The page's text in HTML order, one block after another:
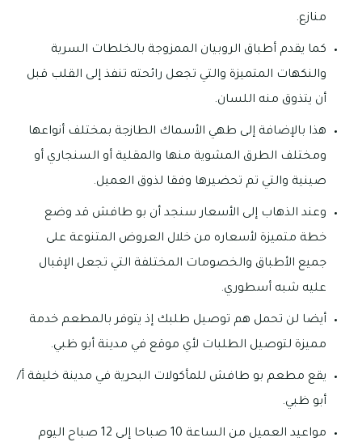
منازع.
كما يقدم أطباق الروبيان الممزوجة بالخلطات السرية
والنكهات المتميزة والتي تجعل رائحته تنفذ إلى القلب قبل
أن يتذوق منه اللسان.
هذا بالإضافة إلى طهي الأسماك الطازجة بمختلف أنواعها
ومختلف الطرق المشوية منها والمقلية أو السنجاري أو
صينية والتي تم تحضيرها وفقا لذوق العميل.
وعند الذهاب إلى الأسعار سنجد أن بو طافش قد وضع
خطة متميزة لأسعاره من خلال العروض المتنوعة على
جميع الأطباق والخصومات المختلفة التي تجعل الإقبال
عليه شبه أسطوري.
أيضا لن تحمل هم توصيل طلبك إذ يتوفر بالمطعم خدمة
مميزة لتوصيل الطلبات لأي موقع في مدينة أبو ظبي.
يقع مطعم بو طافش للمأكولات البحرية في مدينة خليفة أ/
أبو ظبي.
مواعيد العميل من الساعة 10 صباحا إلى 12 صباح اليوم